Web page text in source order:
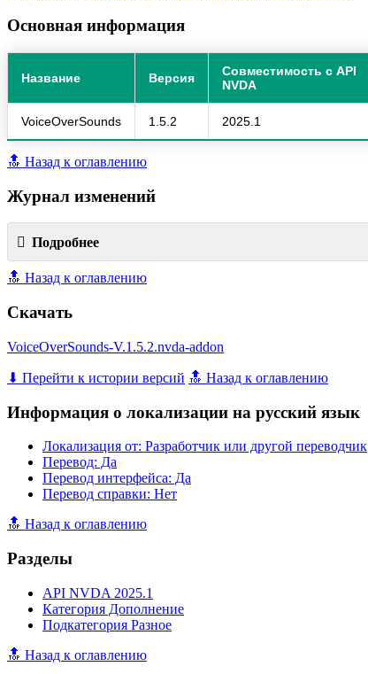
Основная информация
Название Версия
Совместимость с API
NVDA
VoiceOverSounds 1.5.2 2025.1
🔝 Назад к оглавлению
Журнал изменений
Подробнее
🔝 Назад к оглавлению
Скачать
VoiceOverSounds-V.1.5.2.nvda-addon
⬇ Перейти к истории версий 🔝 Назад к оглавлению
Информация о локализации на русский язык
Локализация от: Разработчик или другой переводчик
Перевод: Да
Перевод интерфейса: Да
Перевод справки: Нет
🔝 Назад к оглавлению
Разделы
API NVDA 2025.1
Категория Дополнение
Подкатегория Разное
🔝 Назад к оглавлению